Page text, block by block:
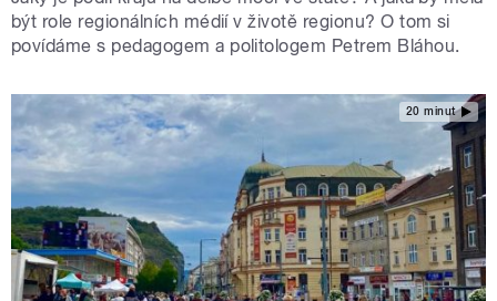
být role regionálních médií v životě regionu? O tom si
povídáme s pedagogem a politologem Petrem Bláhou.
20 minut